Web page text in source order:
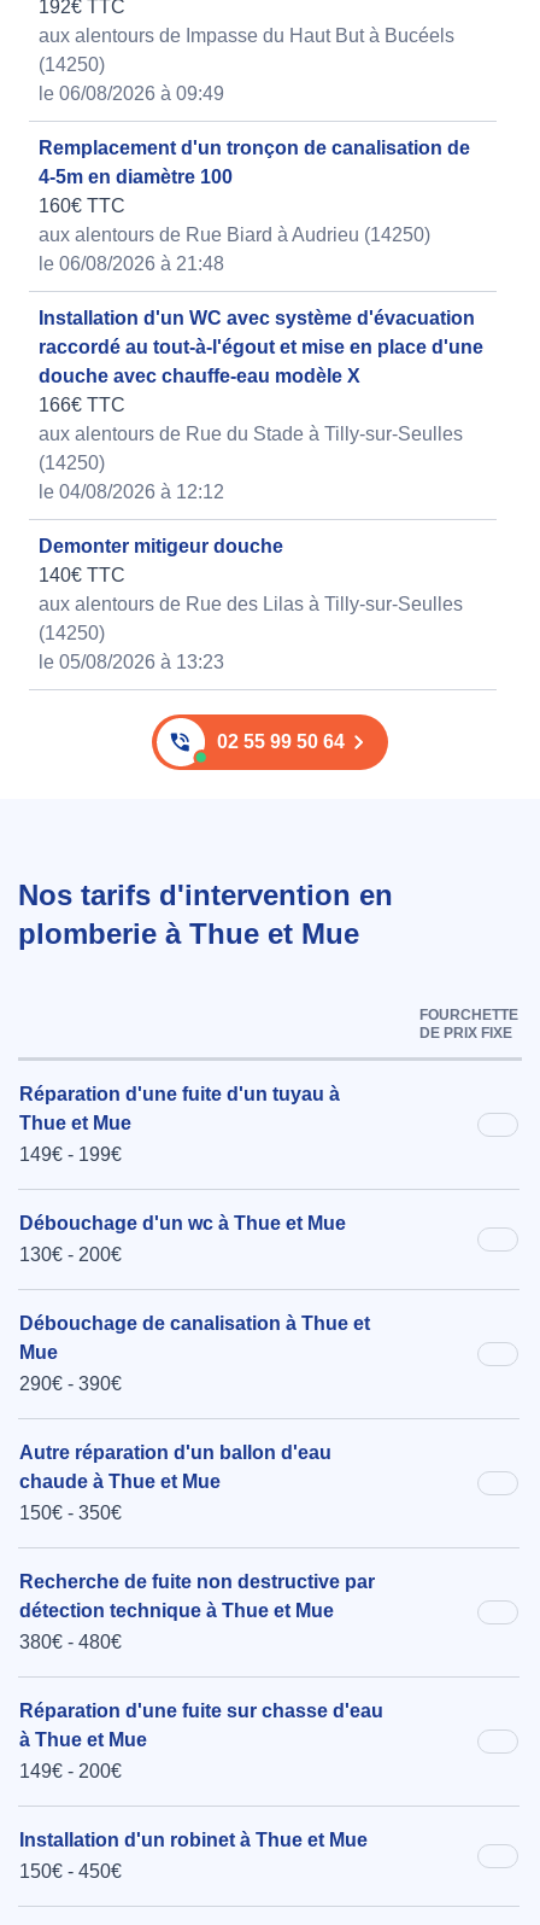
192€ TTC
aux alentours de Impasse du Haut But à Bucéels
(14250)
le 06/08/2026 à 09:49
Remplacement d'un tronçon de canalisation de
4-5m en diamètre 100
160€ TTC
aux alentours de Rue Biard à Audrieu (14250)
le 06/08/2026 à 21:48
Installation d'un WC avec système d'évacuation
raccordé au tout-à-l'égout et mise en place d'une
douche avec chauffe-eau modèle X
166€ TTC
aux alentours de Rue du Stade à Tilly-sur-Seulles
(14250)
le 04/08/2026 à 12:12
Demonter mitigeur douche
140€ TTC
aux alentours de Rue des Lilas à Tilly-sur-Seulles
(14250)
le 05/08/2026 à 13:23
02 55 99 50 64
Nos tarifs d'intervention en
plomberie à Thue et Mue
FOURCHETTE
DE PRIX FIXE
Réparation d'une fuite d'un tuyau à
Thue et Mue
149€ - 199€
Débouchage d'un wc à Thue et Mue
130€ - 200€
Débouchage de canalisation à Thue et
Mue
290€ - 390€
Autre réparation d'un ballon d'eau
chaude à Thue et Mue
150€ - 350€
Recherche de fuite non destructive par
détection technique à Thue et Mue
380€ - 480€
Réparation d'une fuite sur chasse d'eau
à Thue et Mue
149€ - 200€
Installation d'un robinet à Thue et Mue
150€ - 450€